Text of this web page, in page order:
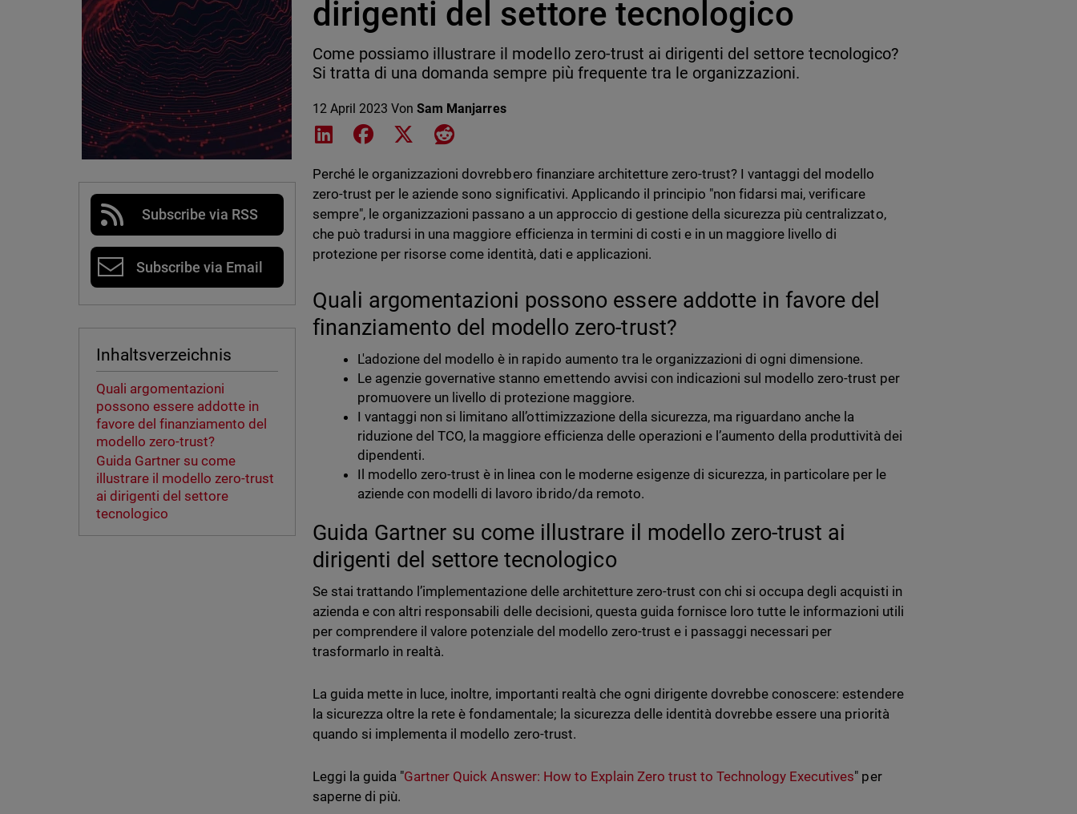
Subscribe via RSS
Subscribe via Email
Inhaltsverzeichnis
Quali argomentazioni
possono essere addotte in
favore del finanziamento del
modello zero-trust?
Guida Gartner su come
illustrare il modello zero-trust
ai dirigenti del settore
tecnologico
dirigenti del settore tecnologico
Come possiamo illustrare il modello zero-trust ai dirigenti del settore tecnologico?
Si tratta di una domanda sempre più frequente tra le organizzazioni.
12 April 2023 VonSam Manjarres
Share on LinkedIn
Share on Facebook
Share on XShare on Reddit
Perché le organizzazioni dovrebbero finanziare architetture zero-trust? I vantaggi del modello
zero-trust per le aziende sono significativi. Applicando il principio "non fidarsi mai, verificare
sempre", le organizzazioni passano a un approccio di gestione della sicurezza più centralizzato,
che può tradursi in una maggiore efficienza in termini di costi e in un maggiore livello di
protezione per risorse come identità, dati e applicazioni.
Quali argomentazioni possono essere addotte in favore del
finanziamento del modello zero-trust?
L'adozione del modello è in rapido aumento tra le organizzazioni di ogni dimensione.
Le agenzie governative stanno emettendo avvisi con indicazioni sul modello zero-trust per
promuovere un livello di protezione maggiore.
I vantaggi non si limitano all’ottimizzazione della sicurezza, ma riguardano anche la
riduzione del TCO, la maggiore efficienza delle operazioni e l’aumento della produttività dei
dipendenti.
Il modello zero-trust è in linea con le moderne esigenze di sicurezza, in particolare per le
aziende con modelli di lavoro ibrido/da remoto.
Guida Gartner su come illustrare il modello zero-trust ai
dirigenti del settore tecnologico
Se stai trattando l’implementazione delle architetture zero-trust con chi si occupa degli acquisti in
azienda e con altri responsabili delle decisioni, questa guida fornisce loro tutte le informazioni utili
per comprendere il valore potenziale del modello zero-trust e i passaggi necessari per
trasformarlo in realtà.
La guida mette in luce, inoltre, importanti realtà che ogni dirigente dovrebbe conoscere: estendere
la sicurezza oltre la rete è fondamentale; la sicurezza delle identità dovrebbe essere una priorità
quando si implementa il modello zero-trust.
Leggi la guida "Gartner Quick Answer: How to Explain Zero trust to Technology Executives" per
saperne di più.